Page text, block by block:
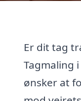
Er dit tag
Tagmaling
ønsker at